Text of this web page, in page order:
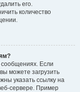
его.
количество
Если
можете загрузить
указать ссылку на
сервере. Пример